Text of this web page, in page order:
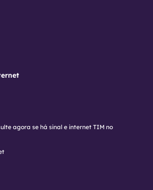
agora se há sinal e internet TIM no